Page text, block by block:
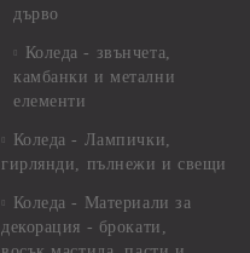
дърво
Коледа - звънчета,
камбанки и метални
елементи
Коледа - Лампички,
гирлянди, пълнежи и свещи
Коледа - Материали за
декорация - брокати,